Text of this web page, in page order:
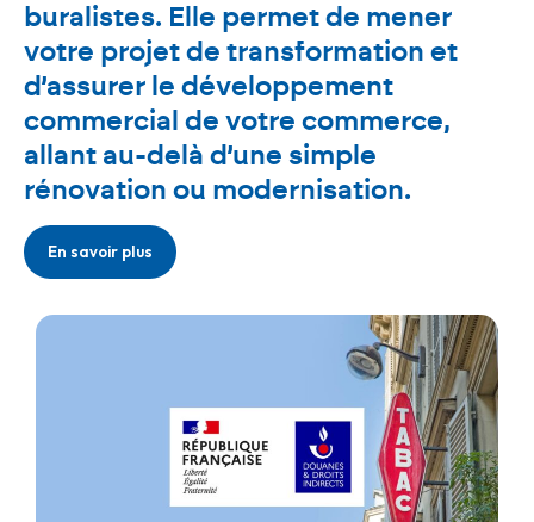
buralistes. Elle permet de mener
votre projet de transformation et
d’assurer le développement
commercial de votre commerce,
allant au-delà d’une simple
rénovation ou modernisation.
En savoir plus